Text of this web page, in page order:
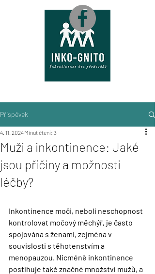
Příspěvek
Muži a inkontinence: Jaké
jsou příčiny a možnosti
léčby?
4. 11. 2024Minut čtení: 3
Inkontinence moči, neboli neschopnost
kontrolovat močový měchýř, je často
spojována s ženami, zejména v
souvislosti s těhotenstvím a
menopauzou. Nicméně inkontinence
postihuje také značné množství mužů, a